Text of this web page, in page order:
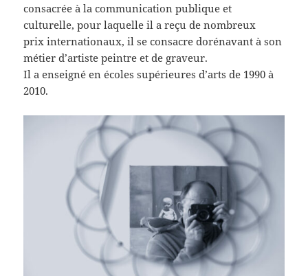
consacrée à la communication publique et
culturelle, pour laquelle il a reçu de nombreux
prix internationaux, il se consacre dorénavant à son
métier d’artiste peintre et de graveur.
Il a enseigné en écoles supérieures d’arts de 1990 à
2010.